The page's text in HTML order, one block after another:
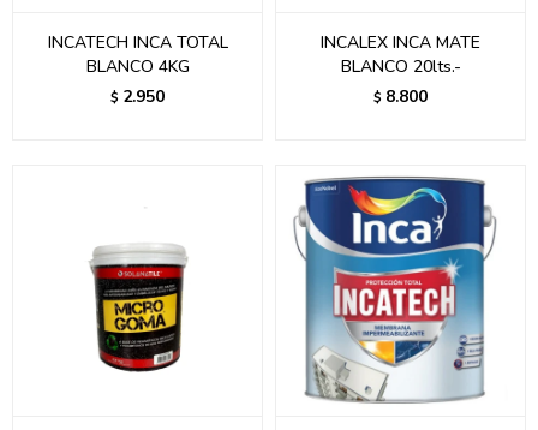
INCATECH INCA TOTAL
BLANCO 4KG
$ 2.950
INCALEX INCA MATE
BLANCO 20lts.-
$ 8.800